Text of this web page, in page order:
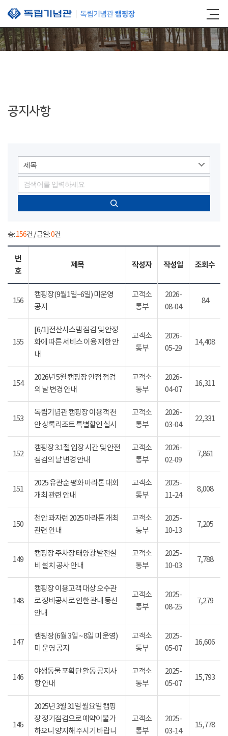
본문 바로가기
공지사항
제목
총:156건 / 금일:0건
번
호
제목 작성자 작성일 조회수
156
캠핑장(9월1일~6일) 미운영
공지
고객소
통부
2026-
08-04
84
155
[6/1]전산시스템 점검 및 안정
화에 따른 서비스 이용 제한 안
내
고객소
통부
2026-
05-29
14,408
154
2026년 5월 캠핑장 안점 점검
의 날 변경 안내
고객소
통부
2026-
04-07
16,311
153
독립기념관 캠핑장 이용객 천
안 상록리조트 특별할인 실시
고객소
통부
2026-
03-04
22,331
152
캠핑장 3.1절 입장 시간 및 안전
점검의 날 변경 안내
고객소
통부
2026-
02-09
7,861
151
2025 유관순 평화 마라톤 대회
개최 관련 안내
고객소
통부
2025-
11-24
8,008
150
천안 꽈자런 2025 마라톤 개최
관련 안내
고객소
통부
2025-
10-13
7,205
149
캠핑장 주차장 태양광 발전설
비 설치 공사 안내
고객소
통부
2025-
10-03
7,788
148
캠핑장 이용고객 대상 오수관
로 정비공사로 인한 관내 동선
안내
고객소
통부
2025-
08-25
7,279
147
캠핑장(6월 3일 ~ 8일 미 운영)
미 운영 공지
고객소
통부
2025-
05-07
16,606
146
야생동물 포획단 활동 공지사
항 안내
고객소
통부
2025-
05-07
15,793
145
2025년 3월 31일 월요일 캠핑
장 정기점검으로 예약이불가
하오니 양지해 주시기 바랍니
고객소
통부
2025-
03-14
15,778